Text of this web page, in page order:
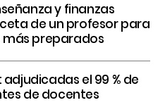
y finanzas
de un profesor para
preparados
adjudicadas el 99 % de
de docentes